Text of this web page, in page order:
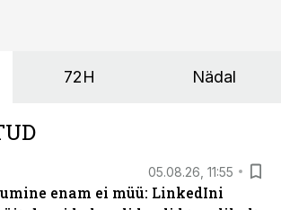
72H Nädal
05.08.26, 11:55
enam ei müü: LinkedIni